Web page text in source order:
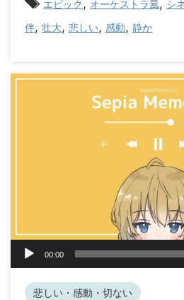
エピック , オーケストラ風, シ
伴, 壮大, 悲しい, 感動, 静か
00:00
悲しい・感動・切ない